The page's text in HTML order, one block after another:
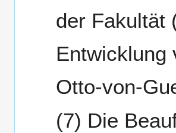
der Fakultät
Entwicklung
Otto-von-
Die